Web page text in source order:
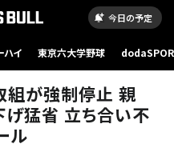
今日の予定
ハイ 東京六大学野球
組が強制停止 親
猛省 立ち合い不
ル